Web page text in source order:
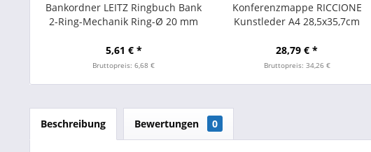
Bankordner LEITZ Ringbuch Bank
2-Ring-Mechanik Ring-Ø 20 mm
5,61 € *
Bruttopreis: 6,68 €
Konferenzmappe RICCIONE
Kunstleder A4 28,5x35,7cm
28,79 € *
Bruttopreis: 34,26 €
Beschreibung Bewertungen 0